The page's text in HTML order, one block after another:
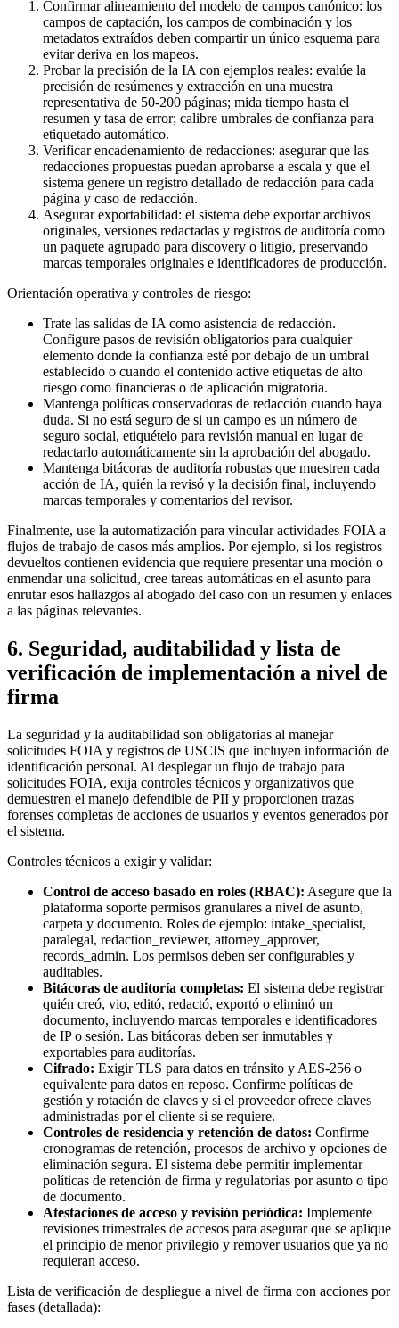
Confirmar alineamiento del modelo de campos canónico: los
campos de captación, los campos de combinación y los
metadatos extraídos deben compartir un único esquema para
evitar deriva en los mapeos.
Probar la precisión de la IA con ejemplos reales: evalúe la
precisión de resúmenes y extracción en una muestra
representativa de 50-200 páginas; mida tiempo hasta el
resumen y tasa de error; calibre umbrales de confianza para
etiquetado automático.
Verificar encadenamiento de redacciones: asegurar que las
redacciones propuestas puedan aprobarse a escala y que el
sistema genere un registro detallado de redacción para cada
página y caso de redacción.
Asegurar exportabilidad: el sistema debe exportar archivos
originales, versiones redactadas y registros de auditoría como
un paquete agrupado para discovery o litigio, preservando
marcas temporales originales e identificadores de producción.
Orientación operativa y controles de riesgo:
Trate las salidas de IA como asistencia de redacción.
Configure pasos de revisión obligatorios para cualquier
elemento donde la confianza esté por debajo de un umbral
establecido o cuando el contenido active etiquetas de alto
riesgo como financieras o de aplicación migratoria.
Mantenga políticas conservadoras de redacción cuando haya
duda. Si no está seguro de si un campo es un número de
seguro social, etiquételo para revisión manual en lugar de
redactarlo automáticamente sin la aprobación del abogado.
Mantenga bitácoras de auditoría robustas que muestren cada
acción de IA, quién la revisó y la decisión final, incluyendo
marcas temporales y comentarios del revisor.
Finalmente, use la automatización para vincular actividades FOIA a
flujos de trabajo de casos más amplios. Por ejemplo, si los registros
devueltos contienen evidencia que requiere presentar una moción o
enmendar una solicitud, cree tareas automáticas en el asunto para
enrutar esos hallazgos al abogado del caso con un resumen y enlaces
a las páginas relevantes.
6. Seguridad, auditabilidad y lista de
verificación de implementación a nivel de
firma
La seguridad y la auditabilidad son obligatorias al manejar
solicitudes FOIA y registros de USCIS que incluyen información de
identificación personal. Al desplegar un flujo de trabajo para
solicitudes FOIA, exija controles técnicos y organizativos que
demuestren el manejo defendible de PII y proporcionen trazas
forenses completas de acciones de usuarios y eventos generados por
el sistema.
Controles técnicos a exigir y validar:
Control de acceso basado en roles (RBAC): Asegure que la
plataforma soporte permisos granulares a nivel de asunto,
carpeta y documento. Roles de ejemplo: intake_specialist,
paralegal, redaction_reviewer, attorney_approver,
records_admin. Los permisos deben ser configurables y
auditables.
Bitácoras de auditoría completas: El sistema debe registrar
quién creó, vio, editó, redactó, exportó o eliminó un
documento, incluyendo marcas temporales e identificadores
de IP o sesión. Las bitácoras deben ser inmutables y
exportables para auditorías.
Cifrado: Exigir TLS para datos en tránsito y AES-256 o
equivalente para datos en reposo. Confirme políticas de
gestión y rotación de claves y si el proveedor ofrece claves
administradas por el cliente si se requiere.
Controles de residencia y retención de datos: Confirme
cronogramas de retención, procesos de archivo y opciones de
eliminación segura. El sistema debe permitir implementar
políticas de retención de firma y regulatorias por asunto o tipo
de documento.
Atestaciones de acceso y revisión periódica: Implemente
revisiones trimestrales de accesos para asegurar que se aplique
el principio de menor privilegio y remover usuarios que ya no
requieran acceso.
Lista de verificación de despliegue a nivel de firma con acciones por
fases (detallada):